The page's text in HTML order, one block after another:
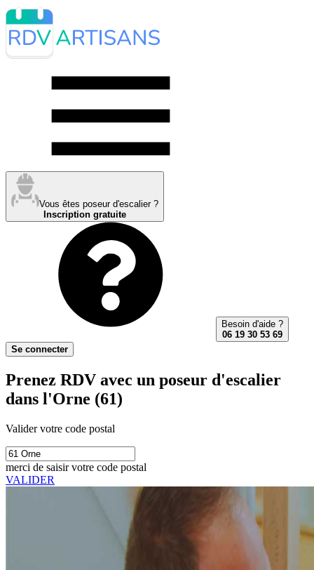
Vous êtes poseur d'escalier ?
Inscription gratuite
Besoin d'aide ?
06 19 30 53 69
Se connecter
Prenez RDV avec un poseur d'escalier
dans l'Orne (61)
Valider votre code postal
merci de saisir votre code postal
VALIDER